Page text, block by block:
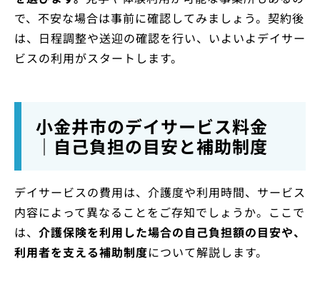
で、不安な場合は事前に確認してみましょう。契約後
は、日程調整や送迎の確認を行い、いよいよデイサー
ビスの利用がスタートします。
小金井市のデイサービス料金
｜自己負担の目安と補助制度
デイサービスの費用は、介護度や利用時間、サービス
内容によって異なることをご存知でしょうか。ここで
は、 介護保険を利用した場合の自己負担額の目安や、
利用者を支える補助制度について解説します。